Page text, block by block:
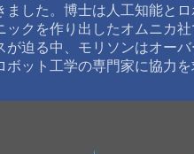
ました。博士は人工知能と
ックを作り出したオムニカ
が迫る中、モリソンはオー
ボット工学の専門家に協力